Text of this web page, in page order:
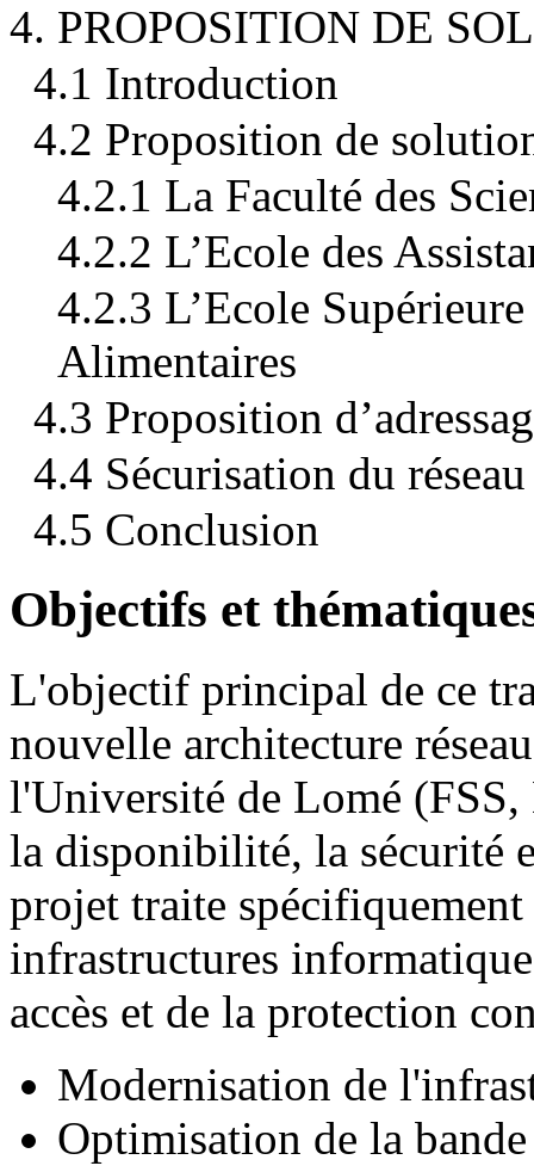
4. PROPOSITION DE
4.1 Introduction
4.2 Proposition de
4.2.1 La Faculté des
4.2.2 L’Ecole des
4.2.3 L’Ecole
Alimentaires
4.3 Proposition
4.4 Sécurisation du
4.5 Conclusion
Objectifs et
L'objectif principal de ce
nouvelle architecture
l'Université de Lomé
la disponibilité, la sécurité
projet traite
infrastructures
accès et de la protection
Modernisation de
Optimisation de la